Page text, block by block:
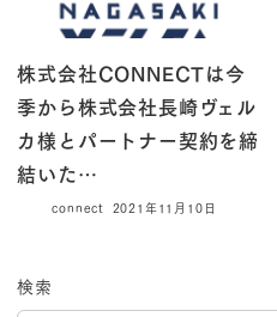
株式会社CONNECTは今
季から株式会社長崎ヴェル
カ様とパートナー契約を締
結いた…
connect 2021年11月10日
検索